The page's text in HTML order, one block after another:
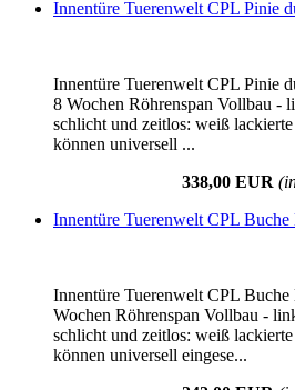
Innentüre Tuerenwelt CPL Pinie
Innentüre Tuerenwelt CPL Pinie
8 Wochen Röhrenspan Vollbau -
schlicht und zeitlos: weiß
können universell ...
338,00 EUR
Innentüre Tuerenwelt CPL Buche
Innentüre Tuerenwelt CPL
Wochen Röhrenspan Vollbau -
schlicht und zeitlos: weiß
können universell eingese...